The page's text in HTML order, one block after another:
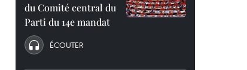
du Comité central du
Parti du 14e mandat
ÉCOUTER